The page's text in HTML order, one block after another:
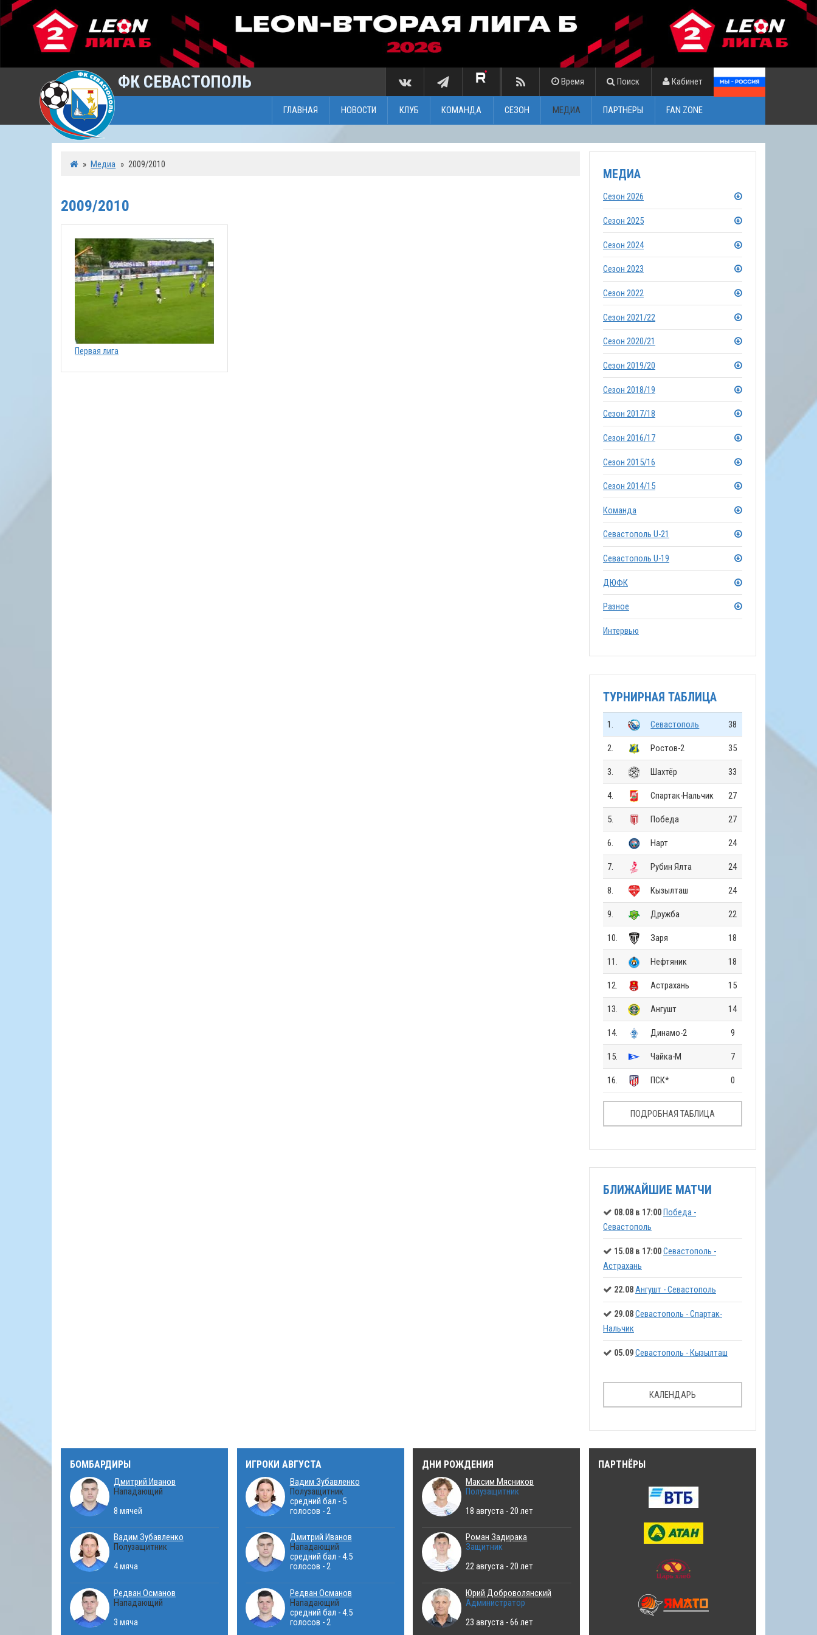
ФК СЕВАСТОПОЛЬ Время Поиск Кабинет
ГЛАВНАЯ НОВОСТИ КЛУБ КОМАНДА СЕЗОН МЕДИА ПАРТНЕРЫ FAN ZONE
» Медиа » 2009/2010
2009/2010
Первая лига
МЕДИА
Сезон 2026
Сезон 2025
Сезон 2024
Сезон 2023
Сезон 2022
Сезон 2021/22
Сезон 2020/21
Сезон 2019/20
Сезон 2018/19
Сезон 2017/18
Сезон 2016/17
Сезон 2015/16
Сезон 2014/15
Команда
Севастополь U-21
Севастополь U-19
ДЮФК
Разное
Интервью
ТУРНИРНАЯ ТАБЛИЦА
1. Севастополь 38
2. Ростов-2 35
3. Шахтёр 33
4. Спартак-Нальчик 27
5. Победа 27
6. Нарт 24
7. Рубин Ялта 24
8. Кызылташ 24
9. Дружба 22
10. Заря 18
11. Нефтяник 18
12. Астрахань 15
13. Ангушт 14
14. Динамо-2 9
15. Чайка-М 7
16. ПСК* 0
ПОДРОБНАЯ ТАБЛИЦА
БЛИЖАЙШИЕ МАТЧИ
08.08 в 17:00Победа -
Севастополь
15.08 в 17:00Севастополь -
Астрахань
22.08Ангушт - Севастополь
29.08Севастополь - Спартак-
Нальчик
05.09Севастополь - Кызылташ
КАЛЕНДАРЬ
БОМБАРДИРЫ
Дмитрий Иванов
Нападающий
8 мячей
Вадим Зубавленко
Полузащитник
4 мяча
Редван Османов
Нападающий
3 мяча
ИГРОКИ АВГУСТА
Вадим Зубавленко
Полузащитник
средний бал - 5
голосов - 2
Дмитрий Иванов
Нападающий
средний бал - 4.5
голосов - 2
Редван Османов
Нападающий
средний бал - 4.5
голосов - 2
ДНИ РОЖДЕНИЯ
Максим Мясников
Полузащитник
18 августа - 20 лет
Роман Задирака
Защитник
22 августа - 20 лет
Юрий Доброволянский
Администратор
23 августа - 66 лет
ПАРТНЁРЫ